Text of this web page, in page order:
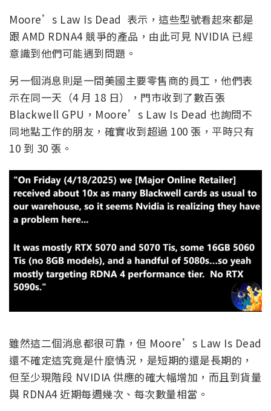
Moore’s Law Is Dead 表示，這些型號看起來都是
跟 AMD RDNA4 競爭的產品，由此可見 NVIDIA 已經
意識到他們可能遇到問題。
另一個消息則是一間美國主要零售商的員工，他們表
示在同一天（4 月 18 日），門市收到了數百張
Blackwell GPU，Moore’s Law Is Dead 也詢問不
同地點工作的朋友，確實收到超過 100 張，平時只有
10 到 30 張。
雖然這二個消息都很可靠，但 Moore’s Law Is Dead
還不確定這究竟是什麼情況，是短期的還是長期的，
但至少現階段 NVIDIA 供應的確大幅增加，而且到貨量
與 RDNA4 近期每週幾次、每次數量相當。